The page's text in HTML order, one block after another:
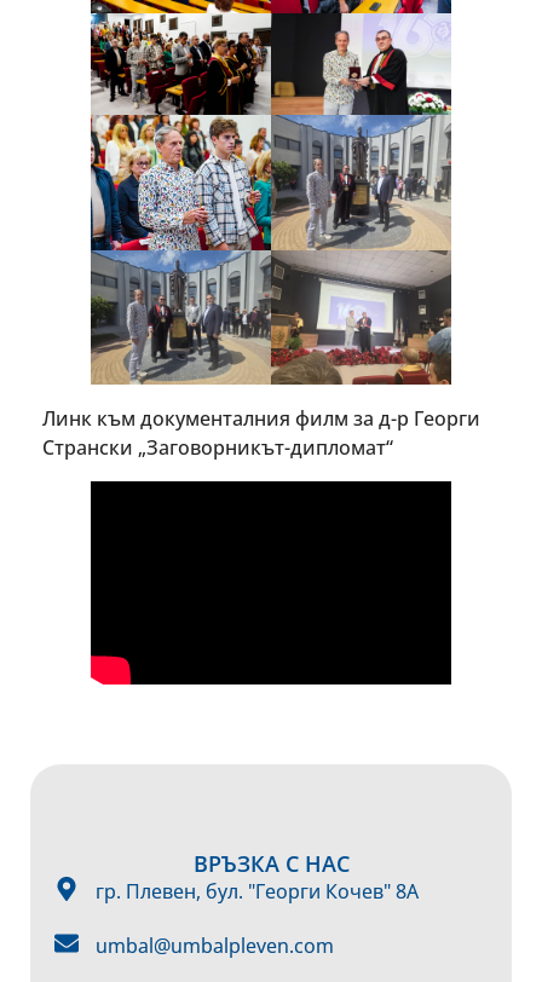
Линк към документалния филм за д-р Георги
Странски „Заговорникът-дипломат“
ВРЪЗКА С НАС
гр. Плевен, бул. "Георги Кочев" 8А
umbal@umbalpleven.com